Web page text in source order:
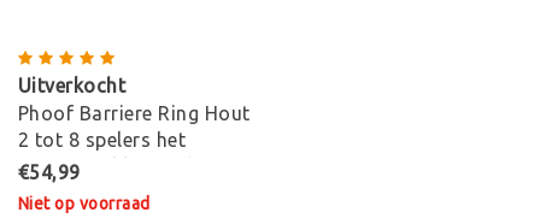
Uitverkocht
Phoof Barriere Ring Hout
2 tot 8 spelers het
nieuwe Tokkenspel
€54,99
Niet op voorraad